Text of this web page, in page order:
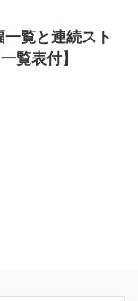
覧と連続スト
覧表付】